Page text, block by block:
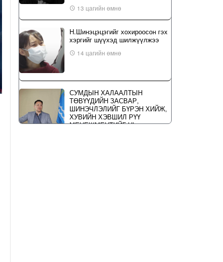
13 цагийн өмнө
Н.Шинэцэцэгийг хохироосон гэх
хэргийг шүүхэд шилжүүлжээ
14 цагийн өмнө
СУМДЫН ХАЛААЛТЫН
ТӨВҮҮДИЙН ЗАСВАР,
ШИНЭЧЛЭЛИЙГ БҮРЭН ХИЙЖ,
ХУВИЙН ХЭВШИЛ РҮҮ
МЕНЕЖМЕНТИЙГ НЬ